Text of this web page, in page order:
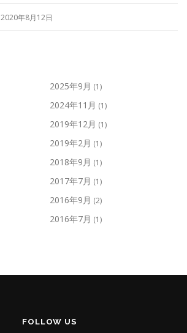
2020年8月12日
2025年9月 (1)
2024年11月 (1)
2019年12月 (1)
2019年2月 (1)
2018年9月 (1)
2017年7月 (1)
2016年9月 (2)
2016年7月 (1)
FOLLOW US